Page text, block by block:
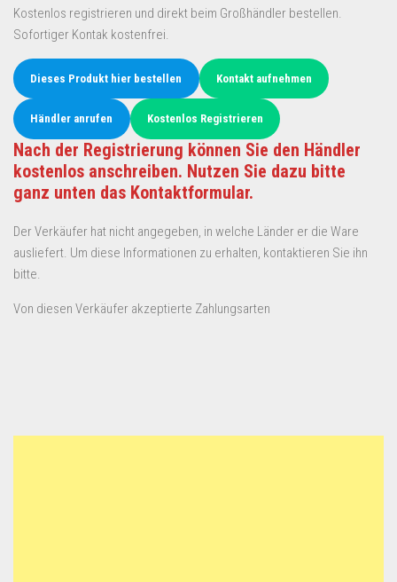
Kostenlos registrieren und direkt beim Großhändler bestellen.
Sofortiger Kontak kostenfrei.
Dieses Produkt hier bestellen Kontakt aufnehmen
Händler anrufen Kostenlos Registrieren
Nach der Registrierung können Sie den Händler
kostenlos anschreiben. Nutzen Sie dazu bitte
ganz unten das Kontaktformular.
Der Verkäufer hat nicht angegeben, in welche Länder er die Ware
ausliefert. Um diese Informationen zu erhalten, kontaktieren Sie ihn
bitte.
Von diesen Verkäufer akzeptierte Zahlungsarten